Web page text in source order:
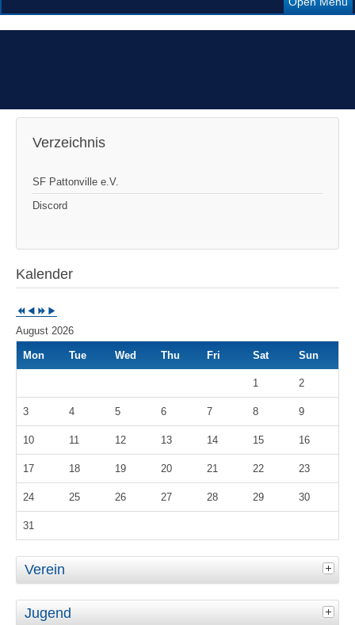
Verzeichnis
SF Pattonville e.V.
Discord
Kalender
Previous
Year
Previous
Month
Next
Year
Next
Month
August 2026
Mon Tue Wed Thu Fri Sat Sun
1 2
3 4 5 6 7 8 9
10 11 12 13 14 15 16
17 18 19 20 21 22 23
24 25 26 27 28 29 30
31
Verein
Jugend